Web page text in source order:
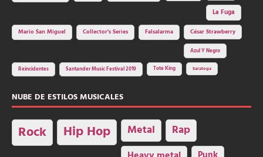
La Fuga
Mario San Miguel
Collector's Series Falsalarma César Strawberry
Azul Y Negro
Reincidentes Santander Music Festival 2019 Tote King Saratoga
NUBE DE ESTILOS MUSICALES
Rock Hip Hop Metal Rap